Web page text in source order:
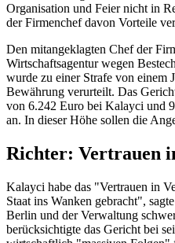
Organisation und Feier nicht in
der Firmenchef davon Vorteile
Den mitangeklagten Chef der
Wirtschaftsagentur wegen
wurde zu einer Strafe von einem
Bewährung verurteilt. Das
von 6.242 Euro bei Kalayci und
an. In dieser Höhe sollen die
Richter: Vertrauen
Kalayci habe das "Vertrauen in
Staat ins Wanken gebracht",
Berlin und der Verwaltung
berücksichtigte das Gericht bei